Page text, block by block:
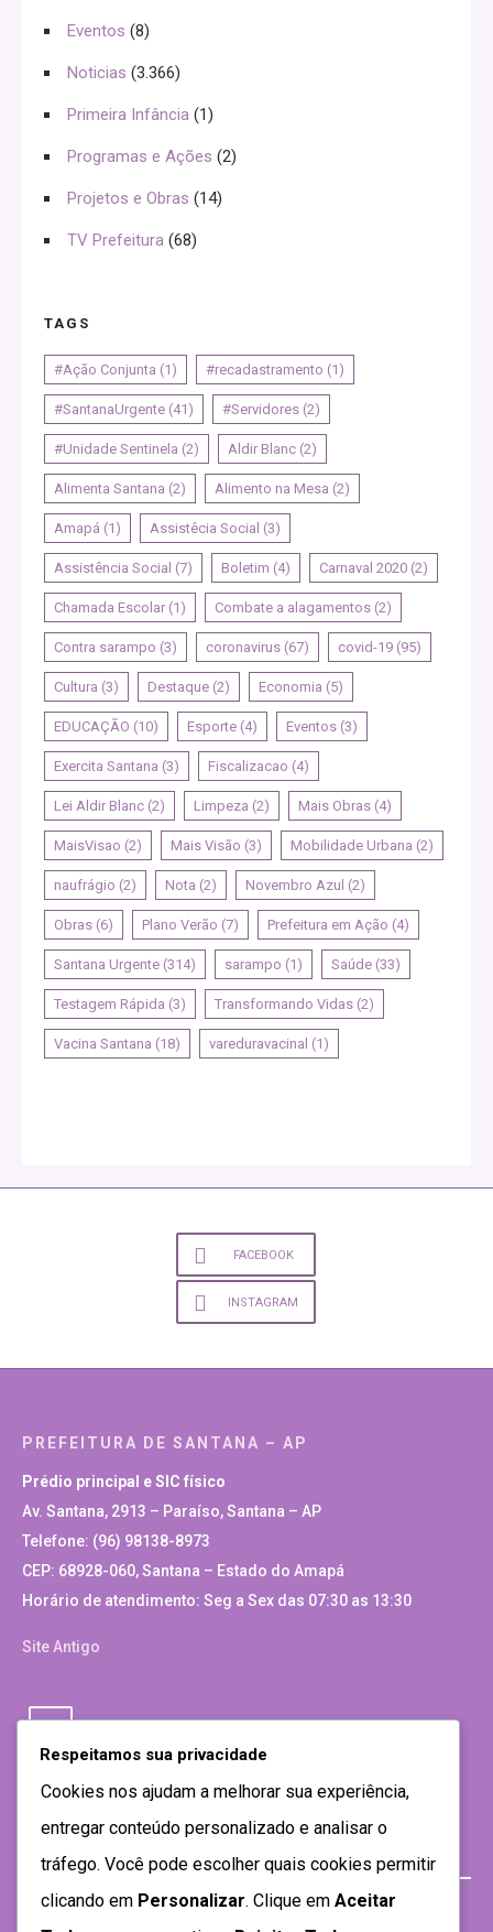
Eventos (8)
Noticias (3.366)
Primeira Infância (1)
Programas e Ações (2)
Projetos e Obras (14)
TV Prefeitura (68)
TAGS
#Ação Conjunta (1) #recadastramento (1)
#SantanaUrgente (41) #Servidores (2)
#Unidade Sentinela (2) Aldir Blanc (2)
Alimenta Santana (2) Alimento na Mesa (2)
Amapá (1) Assistêcia Social (3)
Assistência Social (7) Boletim (4) Carnaval 2020 (2)
Chamada Escolar (1) Combate a alagamentos (2)
Contra sarampo (3) coronavirus (67) covid-19 (95)
Cultura (3) Destaque (2) Economia (5)
EDUCAÇÃO (10) Esporte (4) Eventos (3)
Exercita Santana (3) Fiscalizacao (4)
Lei Aldir Blanc (2) Limpeza (2) Mais Obras (4)
MaisVisao (2) Mais Visão (3) Mobilidade Urbana (2)
naufrágio (2) Nota (2) Novembro Azul (2)
Obras (6) Plano Verão (7) Prefeitura em Ação (4)
Santana Urgente (314) sarampo (1) Saúde (33)
Testagem Rápida (3) Transformando Vidas (2)
Vacina Santana (18) vareduravacinal (1)
FACEBOOK
INSTAGRAM
PREFEITURA DE SANTANA – AP
Prédio principal e SIC físico
Av. Santana, 2913 – Paraíso, Santana – AP
Telefone: (96) 98138-8973
CEP: 68928-060, Santana – Estado do Amapá
Horário de atendimento: Seg a Sex das 07:30 as 13:30
Site Antigo
Respeitamos sua privacidade
Cookies nos ajudam a melhorar sua experiência,
entregar conteúdo personalizado e analisar o
tráfego. Você pode escolher quais cookies permitir
clicando em Personalizar. Clique em Aceitar